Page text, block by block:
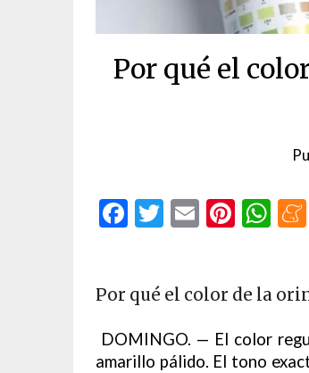
Por qué el
Facebook
Twitter
Email
Por qué el color de la
DOMINGO. — El color
amarillo pálido. El tono